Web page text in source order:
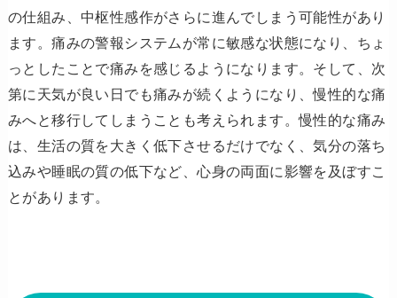
の仕組み、中枢性感作がさらに進んでしまう可能性があり
ます。痛みの警報システムが常に敏感な状態になり、ちょ
っとしたことで痛みを感じるようになります。そして、次
第に天気が良い日でも痛みが続くようになり、慢性的な痛
みへと移行してしまうことも考えられます。慢性的な痛み
は、生活の質を大きく低下させるだけでなく、気分の落ち
込みや睡眠の質の低下など、心身の両面に影響を及ぼすこ
とがあります。